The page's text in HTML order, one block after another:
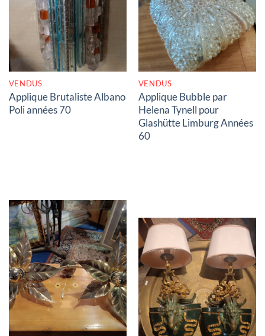
RUPTURE DE STOCK
VENDUS
Applique Brutaliste Albano
Poli années 70
RUPTURE DE STOCK
VENDUS
Applique Bubble par
Helena Tynell pour
Glashütte Limburg Années
60
RUPTURE DE STOCK